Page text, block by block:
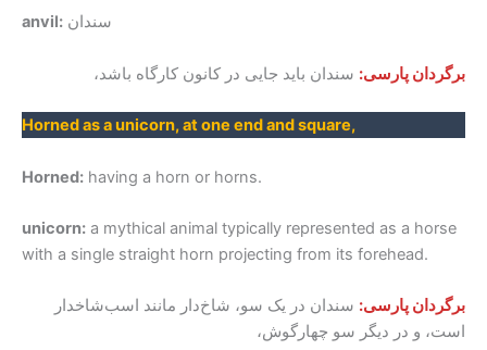
anvil: سندان
برگردان پارسی: سندان باید جایی در کانون کارگاه باشد،
Horned as a unicorn, at one end and square,
Horned: having a horn or horns.
unicorn: a mythical animal typically represented as a horse
with a single straight horn projecting from its forehead.
برگردان پارسی: سندان در یک سو، شاخ‌دار مانند اسب‌شاخدار
است، و در دیگر سو چهارگوش،